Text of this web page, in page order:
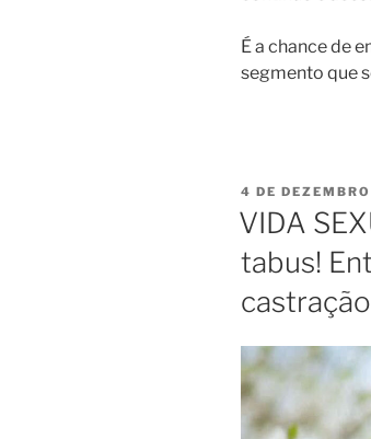
É a chance de
segmento que
4 DE
VIDA
tabus!
castração